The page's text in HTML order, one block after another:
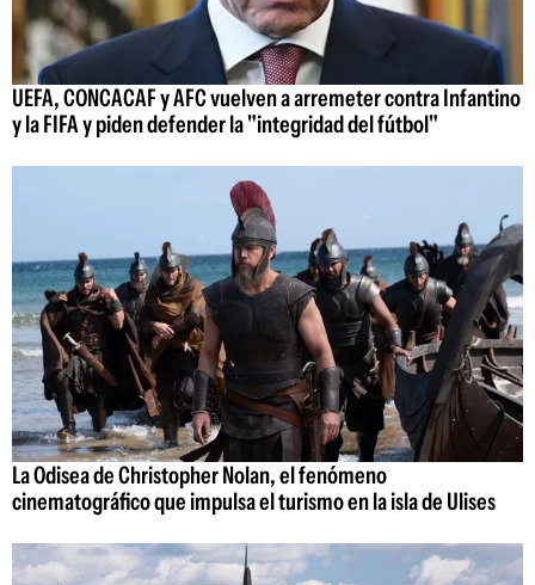
UEFA, CONCACAF y AFC vuelven a arremeter contra Infantino
y la FIFA y piden defender la "integridad del fútbol"
La Odisea de Christopher Nolan, el fenómeno
cinematográfico que impulsa el turismo en la isla de Ulises